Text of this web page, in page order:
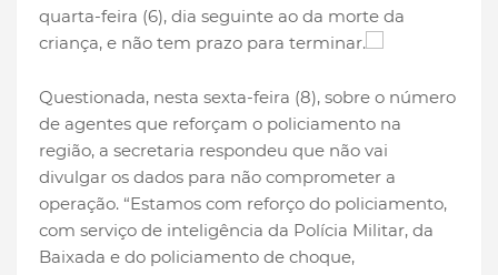
quarta-feira (6), dia seguinte ao da morte da
criança, e não tem prazo para terminar.
Questionada, nesta sexta-feira (8), sobre o número
de agentes que reforçam o policiamento na
região, a secretaria respondeu que não vai
divulgar os dados para não comprometer a
operação. “Estamos com reforço do policiamento,
com serviço de inteligência da Polícia Militar, da
Baixada e do policiamento de choque,